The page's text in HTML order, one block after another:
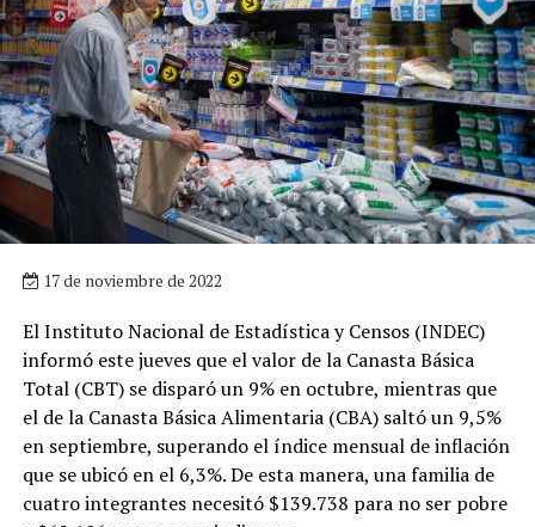
17 de noviembre de 2022
El Instituto Nacional de Estadística y Censos (INDEC)
informó este jueves que el valor de la Canasta Básica
Total (CBT) se disparó un 9% en octubre, mientras que
el de la Canasta Básica Alimentaria (CBA) saltó un 9,5%
en septiembre, superando el índice mensual de inflación
que se ubicó en el 6,3%. De esta manera, una familia de
cuatro integrantes necesitó $139.738 para no ser pobre